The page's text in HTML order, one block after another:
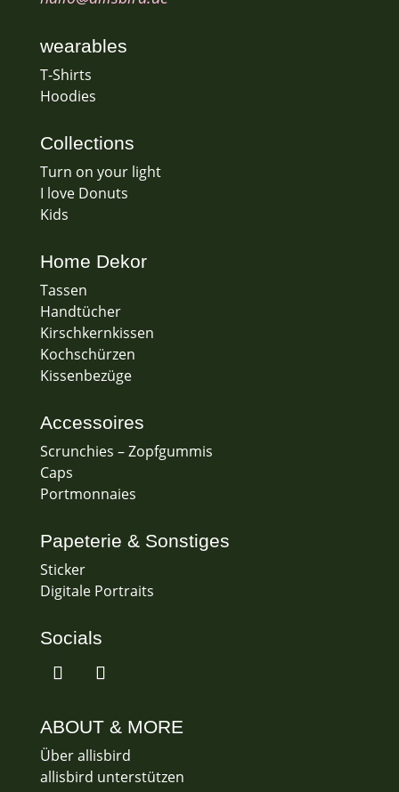
wearables
T-Shirts
Hoodies
Collections
Turn on your light
I love Donuts
Kids
Home Dekor
Tassen
Handtücher
Kirschkernkissen
Kochschürzen
Kissenbezüge
Accessoires
Scrunchies – Zopfgummis
Caps
Portmonnaies
Papeterie & Sonstiges
Sticker
Digitale Portraits
Socials
ABOUT & MORE
Über allisbird
allisbird unterstützen